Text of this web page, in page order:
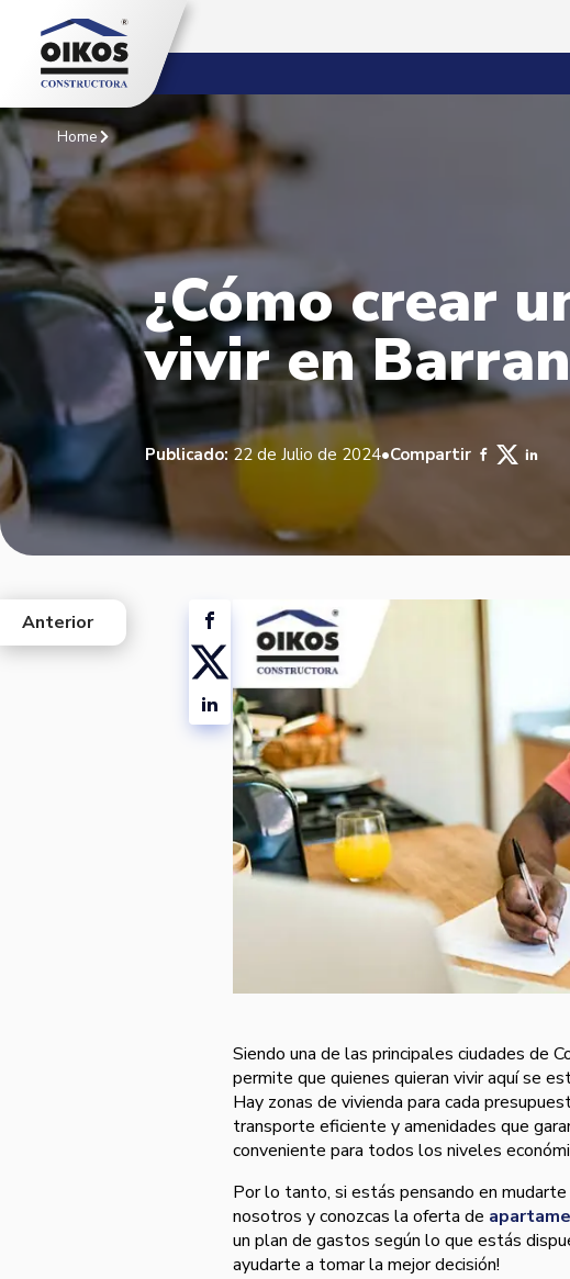
Home
¿Cómo crear
vivir en
Publicado: 22 de Julio de 2024•Compartir
Siendo una de las principales ciudades de
permite que quienes quieran vivir aquí se
Hay zonas de vivienda para cada
transporte eficiente y amenidades que
conveniente para todos los niveles
Por lo tanto, si estás pensando en
nosotros y conozcas la oferta de
un plan de gastos según lo que estás
ayudarte a tomar la mejor decisión!
west
Anterior